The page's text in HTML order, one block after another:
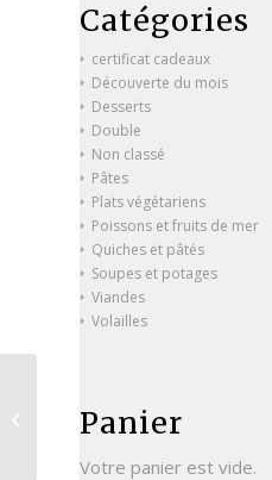
Catégories
certificat cadeaux
Découverte du mois
Desserts
Double
Non classé
Pâtes
Plats végétariens
Poissons et fruits de mer
Quiches et pâtés
Soupes et potages
Viandes
Volailles
Panier
Votre panier est vide.
pommes, pommes de